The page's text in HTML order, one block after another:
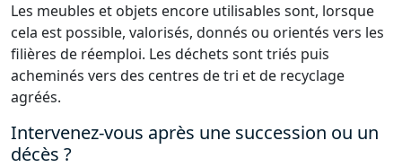
Les meubles et objets encore utilisables sont, lorsque
cela est possible, valorisés, donnés ou orientés vers les
filières de réemploi. Les déchets sont triés puis
acheminés vers des centres de tri et de recyclage
agréés.
Intervenez-vous après une succession ou un
décès ?